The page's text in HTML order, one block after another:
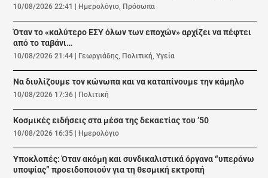
10/08/2026 22:41 Ημερολόγιο, Πρόσωπα
Όταν το «καλύτερο ΕΣΥ όλων των εποχών» αρχίζει να πέφτει
από το ταβάνι…
10/08/2026 21:44 Γεωργιάδης, Πολιτική,Υγεία
Να διυλίζουμε τον κώνωπα και να καταπίνουμε την κάμηλο
10/08/2026 17:36 Πολιτική
Κοσμικές ειδήσεις στα μέσα της δεκαετίας του ’50
10/08/2026 16:35 Ημερολόγιο
Υποκλοπές: Όταν ακόμη και συνδικαλιστικά όργανα “υπεράνω
υποψίας” προειδοποιούν για τη θεσμική εκτροπή